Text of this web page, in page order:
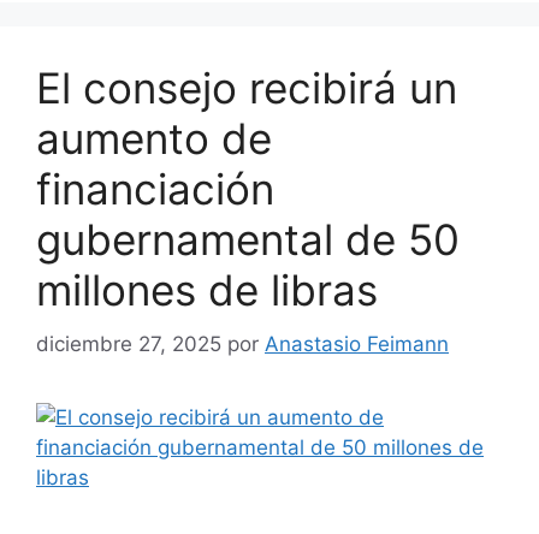
El consejo recibirá un
aumento de
financiación
gubernamental de 50
millones de libras
diciembre 27, 2025 por Anastasio Feimann